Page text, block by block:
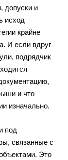
допуски и
исход
крайне
И если вдруг
подрядчик
и что
изначально.
под
связанные с
Это